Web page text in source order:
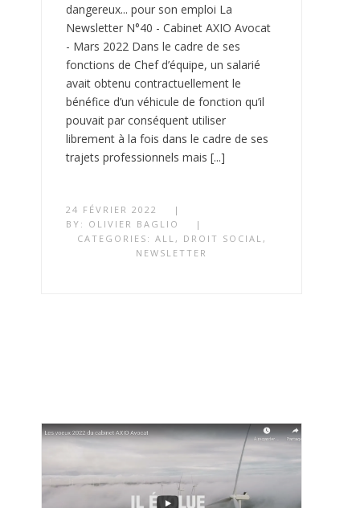
dangereux... pour son emploi La
Newsletter N°40 - Cabinet AXIO Avocat
- Mars 2022 Dans le cadre de ses
fonctions de Chef d’équipe, un salarié
avait obtenu contractuellement le
bénéfice d’un véhicule de fonction qu’il
pouvait par conséquent utiliser
librement à la fois dans le cadre de ses
trajets professionnels mais [...]
24 FÉVRIER 2022
|
BY: OLIVIER BAGLIO
|
CATEGORIES: ALL , DROIT SOCIAL ,
NEWSLETTER